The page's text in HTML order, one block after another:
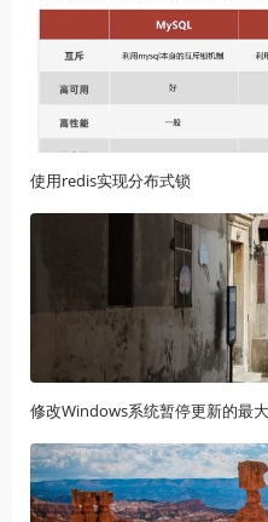
使用redis实现分布式锁